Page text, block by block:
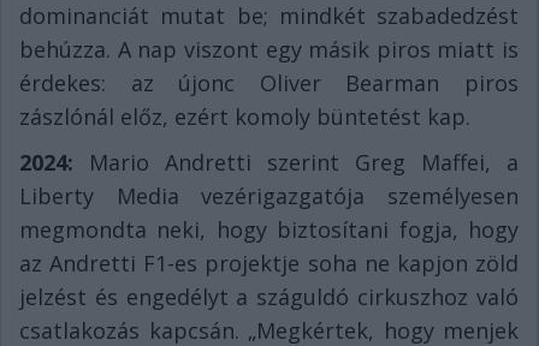
dominanciát mutat be; mindkét szabadedzést
behúzza. A nap viszont egy másik piros miatt is
érdekes: az újonc Oliver Bearman piros
zászlónál előz, ezért komoly büntetést kap.
2024: Mario Andretti szerint Greg Maffei, a
Liberty Media vezérigazgatója személyesen
megmondta neki, hogy biztosítani fogja, hogy
az Andretti F1-es projektje soha ne kapjon zöld
jelzést és engedélyt a száguldó cirkuszhoz való
csatlakozás kapcsán. „Megkértek, hogy menjek